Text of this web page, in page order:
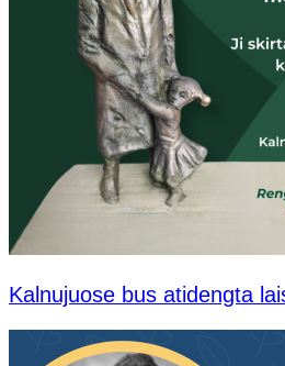
Kalnujuose bus atidengta